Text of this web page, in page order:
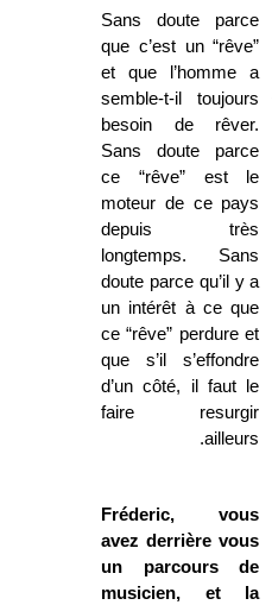
Sans doute parce
que c’est un “rêve”
et que l’homme a
semble-t-il toujours
besoin de rêver.
Sans doute parce
ce “rêve” est le
moteur de ce pays
depuis très
longtemps. Sans
doute parce qu’il y a
un intérêt à ce que
ce “rêve” perdure et
que s’il s’effondre
d’un côté, il faut le
faire resurgir
ailleurs.
Fréderic, vous
avez derrière vous
un parcours de
musicien, et la